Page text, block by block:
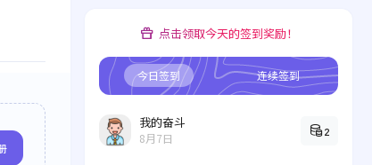
点击领取今天的签到奖励！
今日签到 连续签到
我的奋斗
8月7日 2